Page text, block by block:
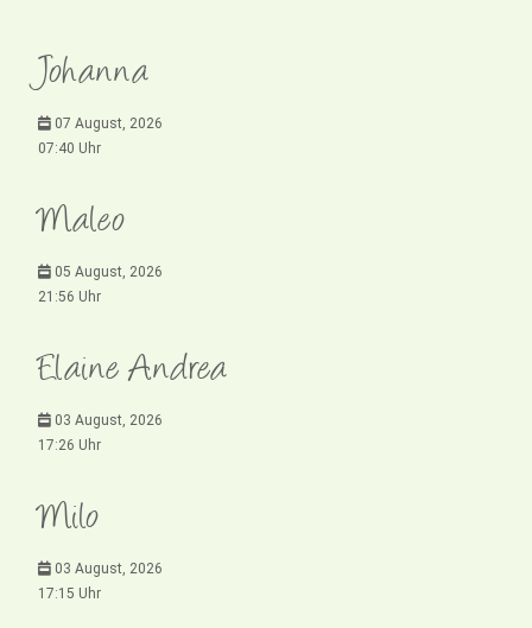
Johanna
07 August, 2026
07:40 Uhr
Maleo
05 August, 2026
21:56 Uhr
Elaine Andrea
03 August, 2026
17:26 Uhr
Milo
03 August, 2026
17:15 Uhr